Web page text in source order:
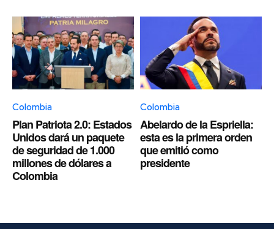
Colombia
Plan Patriota 2.0: Estados
Unidos dará un paquete
de seguridad de 1.000
millones de dólares a
Colombia
Colombia
Abelardo de la Espriella:
esta es la primera orden
que emitió como
presidente